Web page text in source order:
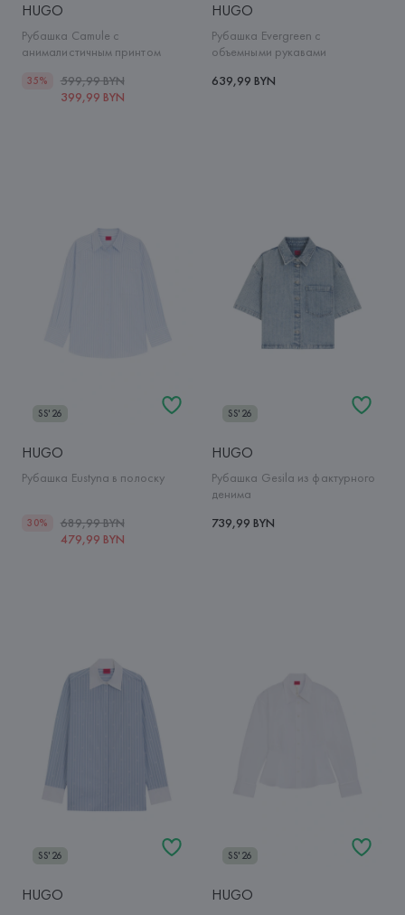
HUGO
Рубашка Camule с
анималистичным принтом
35%
599,99 BYN
399,99 BYN
HUGO
Рубашка Evergreen с
объемными рукавами
639,99 BYN
SS'26
HUGO
Рубашка Eustyna в полоску
30%
689,99 BYN
479,99 BYN
SS'26
HUGO
Рубашка Gesila из фактурного
денима
739,99 BYN
SS'26
HUGO
SS'26
HUGO